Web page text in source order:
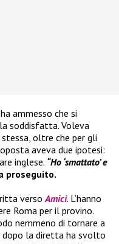
ammesso che si
soddisfatta. Voleva
oltre che per gli
aveva due ipotesi:
inglese. “Ho ‘smattato’ e
proseguito.
verso Amici. L’hanno
Roma per il provino.
nemmeno di tornare a
dopo la diretta ha svolto